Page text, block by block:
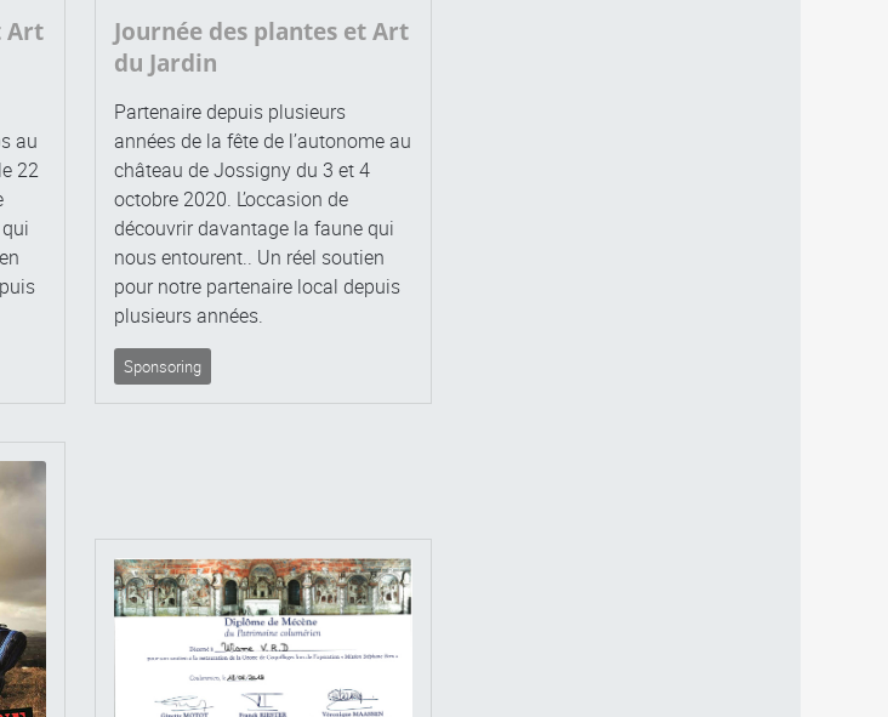
Art
au
22
Journée des plantes et Art
du Jardin
Partenaire depuis plusieurs
années de la fête de l’autonome au
château de Jossigny du 3 et 4
octobre 2020. L’occasion de
découvrir davantage la faune qui
nous entourent.. Un réel soutien
pour notre partenaire local depuis
plusieurs années.
Sponsoring